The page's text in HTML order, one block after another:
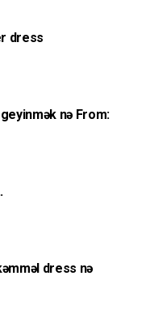
dress
nə From:
dress nə